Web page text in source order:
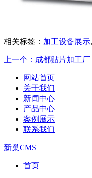
相关标签： 加工设备展示,
上一个：成都贴片加工厂
网站首页
关于我们
新闻中心
产品中心
案例展示
联系我们
新巢CMS
首页